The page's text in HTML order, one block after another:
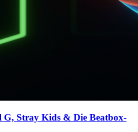
G, Stray Kids & Die Beatbox-